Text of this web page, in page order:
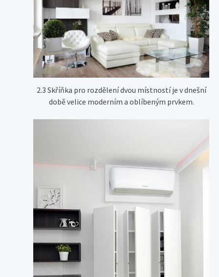
2.3 Skříňka pro rozdělení dvou místností je v dnešní
době velice moderním a oblíbeným prvkem.